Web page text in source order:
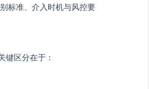
标准、介入时机与风控要
键区分在于：